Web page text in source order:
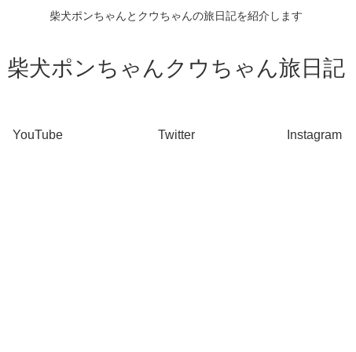
柴犬ポンちゃんとクウちゃんの旅日記を紹介します
柴犬ポンちゃんクウちゃん旅日記
YouTube Twitter Instagram